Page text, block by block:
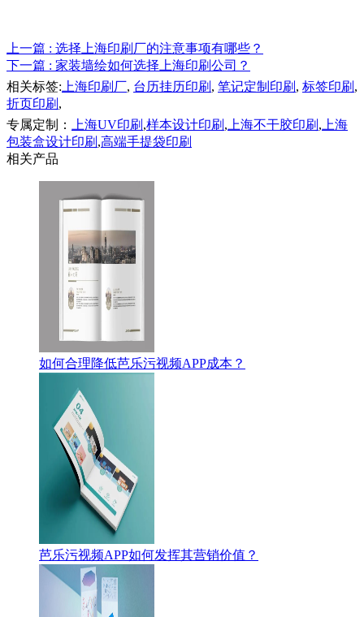
上一篇 : 选择上海印刷厂的注意事项有哪些？
下一篇 : 家装墙绘如何选择上海印刷公司？
相关标签: 上海印刷厂, 台历挂历印刷 , 笔记定制印刷 , 标签印刷 ,
折页印刷 ,
专属定制：
上海UV印刷 ,样本设计印刷 , 上海不干胶印刷 , 上海
包装盒设计印刷 ,高端手提袋印刷
相关产品
如何合理降低芭乐污视频APP成本？
芭乐污视频APP如何发挥其营销价值？